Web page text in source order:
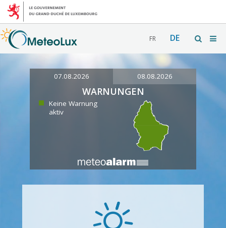
FR DE
07.08.2026 08.08.2026
WARNUNGEN
Keine Warnung
aktiv